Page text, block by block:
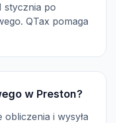
stycznia po
QTax pomaga
w Preston?
i wysyła